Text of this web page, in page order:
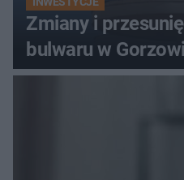
Zmiany i
bulwaru w